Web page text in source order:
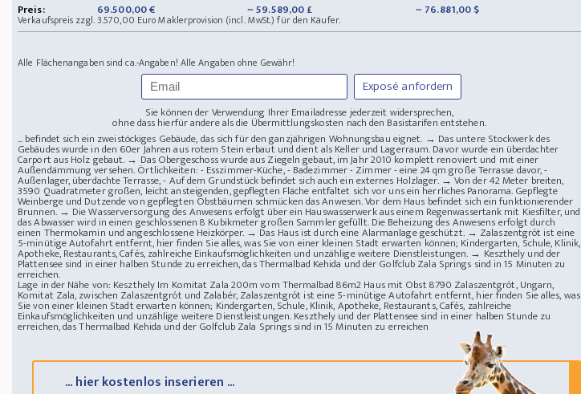
Preis: 69.500,00 € ~ 59.589,00 £ ~ 76.881,00 $
Verkaufspreis zzgl. 3.570,00 Euro Maklerprovision (incl. MwSt.) für den Käufer.
Alle Flächenangaben sind ca.-Angaben! Alle Angaben ohne Gewähr!
Exposé anfordern
Sie können der Verwendung Ihrer Emailadresse jederzeit widersprechen,
ohne dass hierfür andere als die Übermittlungskosten nach den Basistarifen entstehen.
... befindet sich ein zweistöckiges Gebäude, das sich für den ganzjährigen Wohnungsbau eignet. → Das untere Stockwerk des
Gebäudes wurde in den 60er Jahren aus rotem Stein erbaut und dient als Keller und Lagerraum. Davor wurde ein überdachter
Carport aus Holz gebaut. → Das Obergeschoss wurde aus Ziegeln gebaut, im Jahr 2010 komplett renoviert und mit einer
Außendämmung versehen. Örtlichkeiten: - Esszimmer-Küche, - Badezimmer - Zimmer - eine 24 qm große Terrasse davor, -
Außenlager, überdachte Terrasse, - Auf dem Grundstück befindet sich auch ein externes Holzlager. → Von der 42 Meter breiten,
3590 Quadratmeter großen, leicht ansteigenden, gepflegten Fläche entfaltet sich vor uns ein herrliches Panorama. Gepflegte
Weinberge und Dutzende von gepflegten Obstbäumen schmücken das Anwesen. Vor dem Haus befindet sich ein funktionierender
Brunnen. → Die Wasserversorgung des Anwesens erfolgt über ein Hauswasserwerk aus einem Regenwassertank mit Kiesfilter, und
das Abwasser wird in einen geschlossenen 8 Kubikmeter großen Sammler gefüllt. Die Beheizung des Anwesens erfolgt durch
einen Thermokamin und angeschlossene Heizkörper. → Das Haus ist durch eine Alarmanlage geschützt. → Zalaszentgrót ist eine
5-minütige Autofahrt entfernt, hier finden Sie alles, was Sie von einer kleinen Stadt erwarten können; Kindergarten, Schule, Klinik,
Apotheke, Restaurants, Cafés, zahlreiche Einkaufsmöglichkeiten und unzählige weitere Dienstleistungen. → Keszthely und der
Plattensee sind in einer halben Stunde zu erreichen, das Thermalbad Kehida und der Golfclub Zala Springs sind in 15 Minuten zu
erreichen.
Lage in der Nähe von: KeszthelyIm Komitat Zala 200m vom Thermalbad 86m2 Haus mit Obst8790 Zalaszentgrót, Ungarn,
Komitat Zala, zwischen Zalaszentgrót und Zalabér, Zalaszentgrót ist eine 5-minütige Autofahrt entfernt, hier finden Sie alles, was
Sie von einer kleinen Stadt erwarten können; Kindergarten, Schule, Klinik, Apotheke, Restaurants, Cafés, zahlreiche
Einkaufsmöglichkeiten und unzählige weitere Dienstleistungen. Keszthely und der Plattensee sind in einer halben Stunde zu
erreichen, das Thermalbad Kehida und der Golfclub Zala Springs sind in 15 Minuten zu erreichen
... hier kostenlos inserieren ...